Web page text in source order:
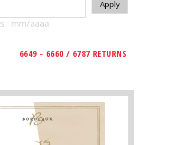
: mm/aaaa
6649 - 6660 / 6787 RETURNS